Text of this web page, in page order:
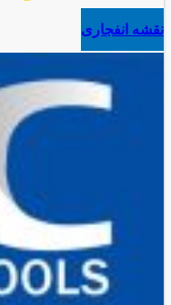
نقشه انفجاری